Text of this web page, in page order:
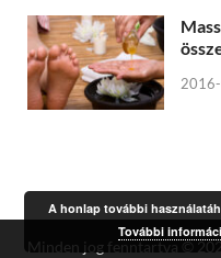
Minden jog fenntartva ©
A honlap további
További